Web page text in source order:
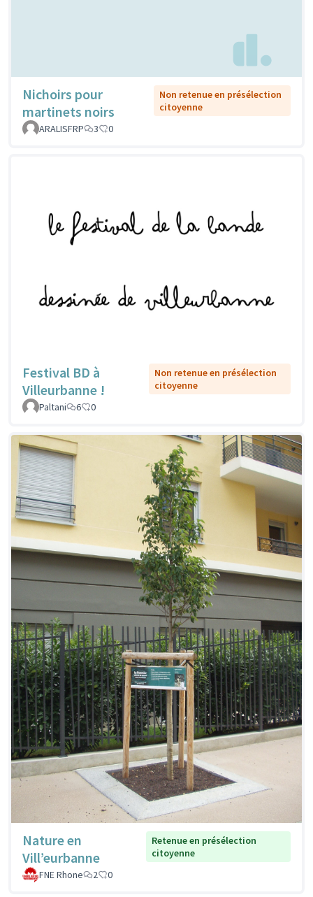
Nichoirs pour
martinets noirs
Non retenue en présélection
citoyenne
ARALISFRP
3 0
Festival BD à
Villeurbanne !
Non retenue en présélection
citoyenne
Paltani
6 0
Nature en
Vill’eurbanne
Retenue en présélection
citoyenne
FNE Rhone
2 0